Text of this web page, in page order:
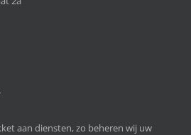
aan diensten, zo beheren wij uw